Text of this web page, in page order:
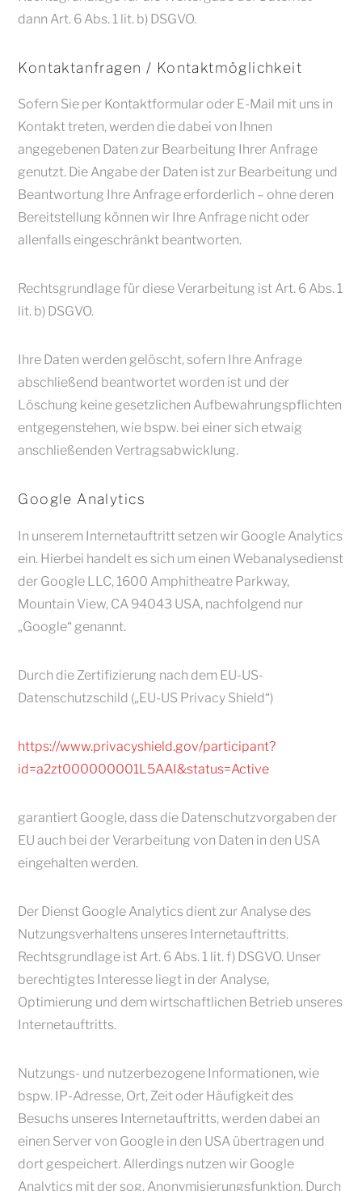
dann Art. 6 Abs. 1 lit. b) DSGVO.
Kontaktanfragen / Kontaktmöglichkeit
Sofern Sie per Kontaktformular oder E-Mail mit uns in
Kontakt treten, werden die dabei von Ihnen
angegebenen Daten zur Bearbeitung Ihrer Anfrage
genutzt. Die Angabe der Daten ist zur Bearbeitung und
Beantwortung Ihre Anfrage erforderlich – ohne deren
Bereitstellung können wir Ihre Anfrage nicht oder
allenfalls eingeschränkt beantworten.
Rechtsgrundlage für diese Verarbeitung ist Art. 6 Abs. 1
lit. b) DSGVO.
Ihre Daten werden gelöscht, sofern Ihre Anfrage
abschließend beantwortet worden ist und der
Löschung keine gesetzlichen Aufbewahrungspflichten
entgegenstehen, wie bspw. bei einer sich etwaig
anschließenden Vertragsabwicklung.
Google Analytics
In unserem Internetauftritt setzen wir Google Analytics
ein. Hierbei handelt es sich um einen Webanalysedienst
der Google LLC, 1600 Amphitheatre Parkway,
Mountain View, CA 94043 USA, nachfolgend nur
„Google“ genannt.
Durch die Zertifizierung nach dem EU-US-
Datenschutzschild („EU-US Privacy Shield“)
https://www.privacyshield.gov/participant?
id=a2zt000000001L5AAI&status=Active
garantiert Google, dass die Datenschutzvorgaben der
EU auch bei der Verarbeitung von Daten in den USA
eingehalten werden.
Der Dienst Google Analytics dient zur Analyse des
Nutzungsverhaltens unseres Internetauftritts.
Rechtsgrundlage ist Art. 6 Abs. 1 lit. f) DSGVO. Unser
berechtigtes Interesse liegt in der Analyse,
Optimierung und dem wirtschaftlichen Betrieb unseres
Internetauftritts.
Nutzungs- und nutzerbezogene Informationen, wie
bspw. IP-Adresse, Ort, Zeit oder Häufigkeit des
Besuchs unseres Internetauftritts, werden dabei an
einen Server von Google in den USA übertragen und
dort gespeichert. Allerdings nutzen wir Google
Analytics mit der sog. Anonymisierungsfunktion. Durch